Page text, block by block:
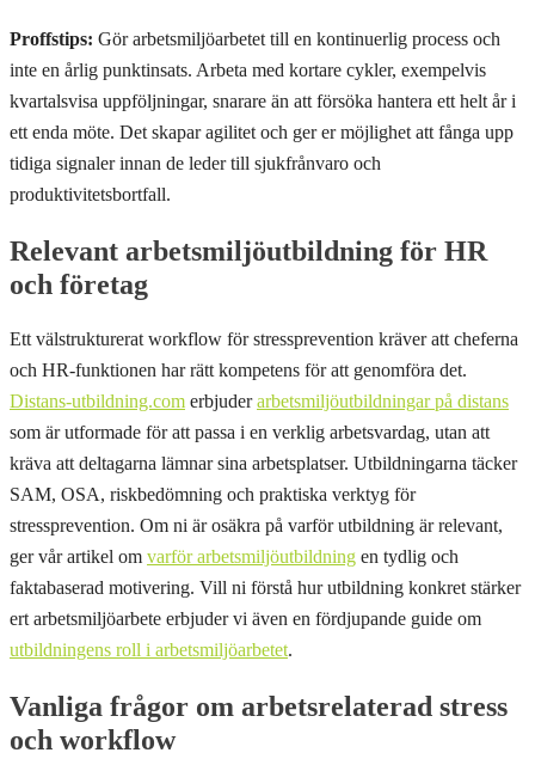
Proffstips: Gör arbetsmiljöarbetet till en kontinuerlig process och
inte en årlig punktinsats. Arbeta med kortare cykler, exempelvis
kvartalsvisa uppföljningar, snarare än att försöka hantera ett helt år i
ett enda möte. Det skapar agilitet och ger er möjlighet att fånga upp
tidiga signaler innan de leder till sjukfrånvaro och
produktivitetsbortfall.
Relevant arbetsmiljöutbildning för HR
och företag
Ett välstrukturerat workflow för stressprevention kräver att cheferna
och HR-funktionen har rätt kompetens för att genomföra det.
Distans-utbildning.com erbjuderarbetsmiljöutbildningar på distans
som är utformade för att passa i en verklig arbetsvardag, utan att
kräva att deltagarna lämnar sina arbetsplatser. Utbildningarna täcker
SAM, OSA, riskbedömning och praktiska verktyg för
stressprevention. Om ni är osäkra på varför utbildning är relevant,
ger vår artikel om varför arbetsmiljöutbildning en tydlig och
faktabaserad motivering. Vill ni förstå hur utbildning konkret stärker
ert arbetsmiljöarbete erbjuder vi även en fördjupande guide om
utbildningens roll i arbetsmiljöarbetet.
Vanliga frågor om arbetsrelaterad stress
och workflow